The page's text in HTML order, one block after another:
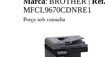
MFCL9670CDNRE1
Preço sob consulta